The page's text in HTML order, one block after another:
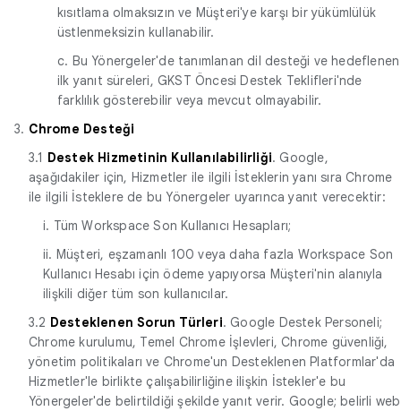
kısıtlama olmaksızın ve Müşteri'ye karşı bir yükümlülük
üstlenmeksizin kullanabilir.
c. Bu Yönergeler'de tanımlanan dil desteği ve hedeflenen
ilk yanıt süreleri, GKST Öncesi Destek Teklifleri'nde
farklılık gösterebilir veya mevcut olmayabilir.
3. Chrome Desteği
3.1 Destek Hizmetinin Kullanılabilirliği. Google,
aşağıdakiler için, Hizmetler ile ilgili İsteklerin yanı sıra Chrome
ile ilgili İsteklere de bu Yönergeler uyarınca yanıt verecektir:
i. Tüm Workspace Son Kullanıcı Hesapları;
ii. Müşteri, eşzamanlı 100 veya daha fazla Workspace Son
Kullanıcı Hesabı için ödeme yapıyorsa Müşteri'nin alanıyla
ilişkili diğer tüm son kullanıcılar.
3.2 Desteklenen Sorun Türleri. Google Destek Personeli;
Chrome kurulumu, Temel Chrome İşlevleri, Chrome güvenliği,
yönetim politikaları ve Chrome'un Desteklenen Platformlar'da
Hizmetler'le birlikte çalışabilirliğine ilişkin İstekler'e bu
Yönergeler'de belirtildiği şekilde yanıt verir. Google; belirli web